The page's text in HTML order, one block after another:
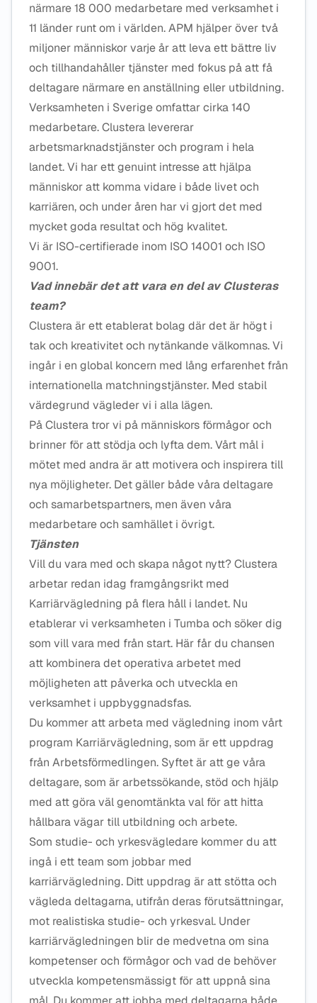
närmare 18 000 medarbetare med verksamhet i
11 länder runt om i världen. APM hjälper över två
miljoner människor varje år att leva ett bättre liv
och tillhandahåller tjänster med fokus på att få
deltagare närmare en anställning eller utbildning.
Verksamheten i Sverige omfattar cirka 140
medarbetare. Clustera levererar
arbetsmarknadstjänster och program i hela
landet. Vi har ett genuint intresse att hjälpa
människor att komma vidare i både livet och
karriären, och under åren har vi gjort det med
mycket goda resultat och hög kvalitet.
Vi är ISO-certifierade inom ISO 14001 och ISO
9001.
Vad innebär det att vara en del av Clusteras
team?
Clustera är ett etablerat bolag där det är högt i
tak och kreativitet och nytänkande välkomnas. Vi
ingår i en global koncern med lång erfarenhet från
internationella matchningstjänster. Med stabil
värdegrund vägleder vi i alla lägen.
På Clustera tror vi på människors förmågor och
brinner för att stödja och lyfta dem. Vårt mål i
mötet med andra är att motivera och inspirera till
nya möjligheter. Det gäller både våra deltagare
och samarbetspartners, men även våra
medarbetare och samhället i övrigt.
Tjänsten
Vill du vara med och skapa något nytt? Clustera
arbetar redan idag framgångsrikt med
Karriärvägledning på flera håll i landet. Nu
etablerar vi verksamheten i Tumba och söker dig
som vill vara med från start. Här får du chansen
att kombinera det operativa arbetet med
möjligheten att påverka och utveckla en
verksamhet i uppbyggnadsfas.
Du kommer att arbeta med vägledning inom vårt
program Karriärvägledning, som är ett uppdrag
från Arbetsförmedlingen. Syftet är att ge våra
deltagare, som är arbetssökande, stöd och hjälp
med att göra väl genomtänkta val för att hitta
hållbara vägar till utbildning och arbete.
Som studie- och yrkesvägledare kommer du att
ingå i ett team som jobbar med
karriärvägledning. Ditt uppdrag är att stötta och
vägleda deltagarna, utifrån deras förutsättningar,
mot realistiska studie- och yrkesval. Under
karriärvägledningen blir de medvetna om sina
kompetenser och förmågor och vad de behöver
utveckla kompetensmässigt för att uppnå sina